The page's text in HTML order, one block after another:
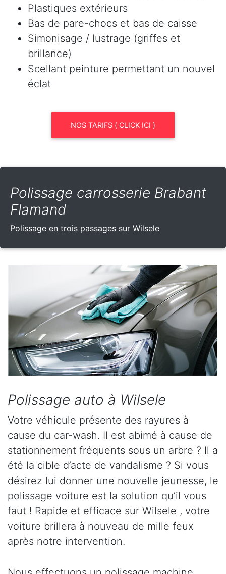
Plastiques extérieurs
Bas de pare-chocs et bas de caisse
Simonisage / lustrage (griffes et
brillance)
Scellant peinture permettant un nouvel
éclat
NOS TARIFS ( CLICK ICI )
Polissage carrosserie Brabant
Flamand
Polissage en trois passages sur Wilsele
Polissage auto à Wilsele
Votre véhicule présente des rayures à
cause du car-wash. Il est abimé à cause de
stationnement fréquents sous un arbre ? Il a
été la cible d’acte de vandalisme ? Si vous
désirez lui donner une nouvelle jeunesse, le
polissage voiture est la solution qu’il vous
faut ! Rapide et efficace sur Wilsele , votre
voiture brillera à nouveau de mille feux
après notre intervention.